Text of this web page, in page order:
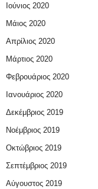
Ιούνιος 2020
Μάιος 2020
Απρίλιος 2020
Μάρτιος 2020
Φεβρουάριος 2020
Ιανουάριος 2020
Δεκέμβριος 2019
Νοέμβριος 2019
Οκτώβριος 2019
Σεπτέμβριος 2019
Αύγουστος 2019